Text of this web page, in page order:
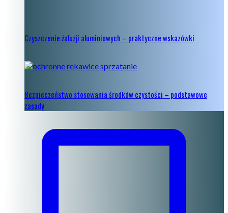
Czyszczenie żaluzji aluminiowych – praktyczne wskazówki
Bezpieczeństwo stosowania środków czystości – podstawowe
zasady